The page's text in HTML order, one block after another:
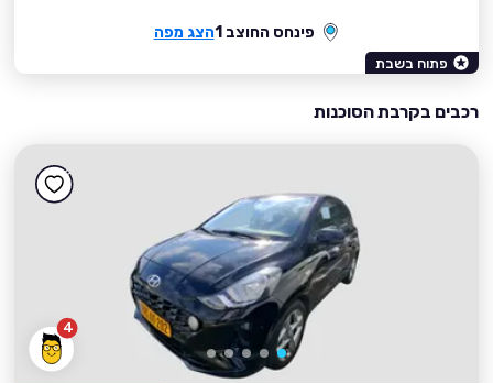
פינחס החוצב 1 הצג מפה
פתוח בשבת
רכבים בקרבת הסוכנות
4